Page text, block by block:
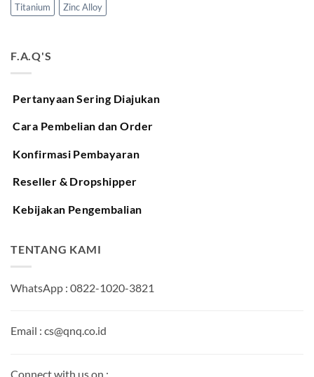
Titanium
Zinc Alloy
F.A.Q'S
Pertanyaan Sering Diajukan
Cara Pembelian dan Order
Konfirmasi Pembayaran
Reseller & Dropshipper
Kebijakan Pengembalian
TENTANG KAMI
WhatsApp : 0822-1020-3821
Email : cs@qnq.co.id
Connect with us on :